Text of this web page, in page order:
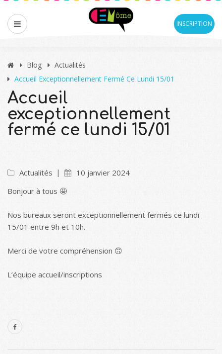
INSCRIPTION
Blog
Actualités
Accueil Exceptionnellement Fermé Ce Lundi 15/01
Accueil
exceptionnellement
fermé ce lundi 15/01
Actualités
10 janvier 2024
Bonjour à tous 🤩
Nos bureaux seront exceptionnellement fermés ce lundi
15/01 entre 9h et 10h.
Merci de votre compréhension 🙃
L’équipe accueil/inscriptions